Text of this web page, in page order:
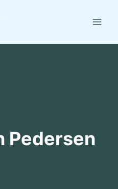
Pedersen